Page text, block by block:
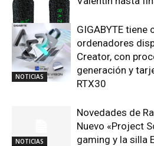
NOTICIAS
NOTICIAS
GIGABYTE tiene
ordenadores
Creator, con
generación y
RTX30
NOTICIAS
Novedades de
Nuevo «Project
gaming y la silla